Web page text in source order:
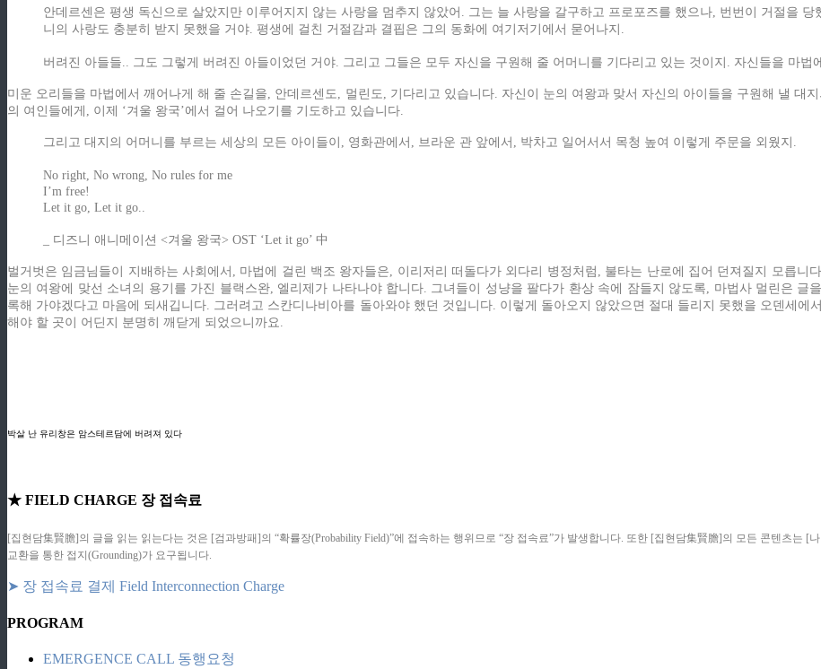
안데르센은 평생 독신으로 살았지만 이루어지지 않는 사랑을 멈추지 않았어. 그는 늘 사랑을 갈구하고 프로포즈를 했으나, 번번이 거절을
니의 사랑도 충분히 받지 못했을 거야. 평생에 걸친 거절감과 결핍은 그의 동화에 여기저기에서 묻어나지.
버려진 아들들.. 그도 그렇게 버려진 아들이었던 거야. 그리고 그들은 모두 자신을 구원해 줄 어머니를 기다리고 있는 것이지. 자신들을 마법
미운 오리들을 마법에서 깨어나게 해 줄 손길을, 안데르센도, 멀린도, 기다리고 있습니다. 자신이 눈의 여왕과 맞서 자신의 아이들을 구원해 낼 대
의 여인들에게, 이제 ‘겨울 왕국’에서 걸어 나오기를 기도하고 있습니다.
그리고 대지의 어머니를 부르는 세상의 모든 아이들이, 영화관에서, 브라운 관 앞에서, 박차고 일어서서 목청 높여 이렇게 주문을 외웠지.
No right, No wrong, No rules for me
I’m free!
Let it go, Let it go..
_ 디즈니 애니메이션 <겨울 왕국> OST ‘Let it go’ 中
벌거벗은 임금님들이 지배하는 사회에서, 마법에 걸린 백조 왕자들은, 이리저리 떠돌다가 외다리 병정처럼, 불타는 난로에 집어 던져질지 모릅니
눈의 여왕에 맞선 소녀의 용기를 가진 블랙스완, 엘리제가 나타나야 합니다. 그녀들이 성냥을 팔다가 환상 속에 잠들지 않도록, 마법사 멀린은 글
록해 가야겠다고 마음에 되새깁니다. 그러려고 스칸디나비아를 돌아와야 했던 것입니다. 이렇게 돌아오지 않았으면 절대 들리지 못했을 오덴세
해야 할 곳이 어딘지 분명히 깨닫게 되었으니까요.
박살 난 유리창은 암스테르담에 버려져 있다
★ FIELD CHARGE 장 접속료
[집현담集賢膽]의 글을 읽는 읽는다는 것은 [검과방패]의 “확률장(Probability Field)”에 접속하는 행위므로 “장 접속료”가 발생합니다. 또한 [집현담集賢膽]의 모든 콘텐츠는
교환을 통한 접지(Grounding)가 요구됩니다.
➤ 장 접속료 결제 Field Interconnection Charge
PROGRAM
EMERGENCE CALL 동행요청